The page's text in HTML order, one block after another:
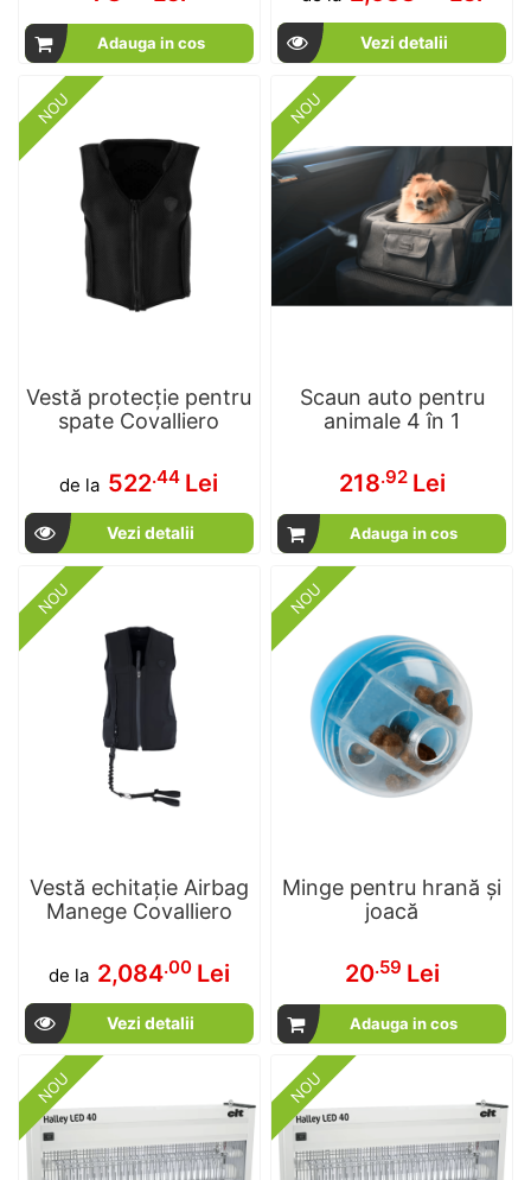
Adauga in cos Vezi detalii
NOU
Vestă protecție pentru
spate Covalliero
de la 522.44 Lei
Vezi detalii
NOU
Scaun auto pentru
animale 4 în 1
218.92 Lei
Adauga in cos
NOU
Vestă echitație Airbag
Manege Covalliero
de la 2,084.00 Lei
Vezi detalii
NOU
Minge pentru hrană și
joacă
20.59 Lei
Adauga in cos
NOU NOU